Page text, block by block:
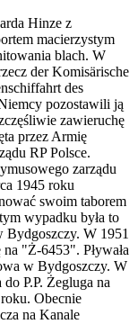
Hinze z
macierzystym
blach. W
der Komisärische
des
pozostawili ją
zawieruchę
przez Armię
RP Polsce.
zarządu
1945 roku
swoim taborem
wypadku była to
Bydgoszczy. W 1951
"Ż-6453". Pływała
w Bydgoszczy. W
P.P. Żegluga na
Obecnie
na Kanale